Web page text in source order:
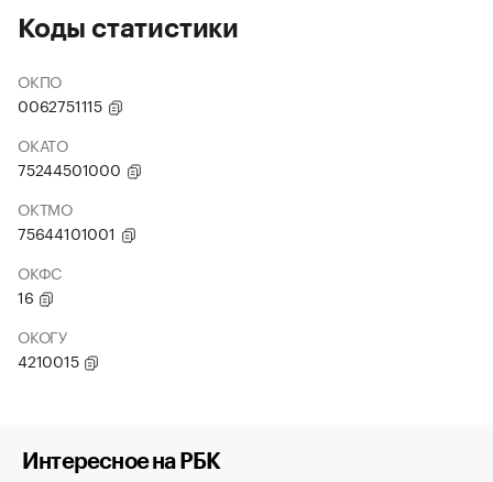
Коды статистики
ОКПО
0062751115
ОКАТО
75244501000
ОКТМО
75644101001
ОКФС
16
ОКОГУ
4210015
Интересное на РБК